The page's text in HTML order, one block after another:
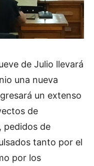
de Julio llevará
una nueva
un extenso
de
pedidos de
tanto por el
por los